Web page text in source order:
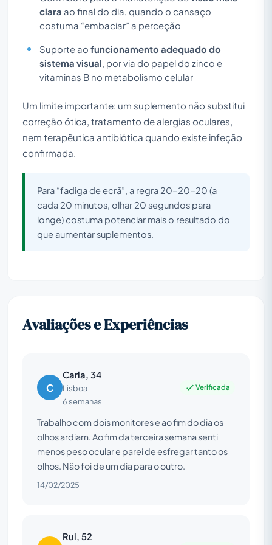
clara ao final do dia, quando o cansaço
costuma “embaciar” a perceção
Suporte ao funcionamento adequado do
sistema visual , por via do papel do zinco e
vitaminas B no metabolismo celular
Um limite importante: um suplemento não substitui
correção ótica, tratamento de alergias oculares,
nem terapêutica antibiótica quando existe infeção
confirmada.
Para “fadiga de ecrã”, a regra 20-20-20 (a
cada 20 minutos, olhar 20 segundos para
longe) costuma potenciar mais o resultado do
que aumentar suplementos.
Avaliações e Experiências
C
Carla, 34
Lisboa
6 semanas
Verificada
Trabalho com dois monitores e ao fim do dia os
olhos ardiam. Ao fim da terceira semana senti
menos peso ocular e parei de esfregar tanto os
olhos. Não foi de um dia para o outro.
14/02/2025
Rui, 52